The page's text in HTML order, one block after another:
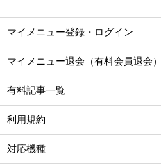
マイメニュー登録・ログイン
マイメニュー退会（有料会員退会）
有料記事一覧
利用規約
対応機種